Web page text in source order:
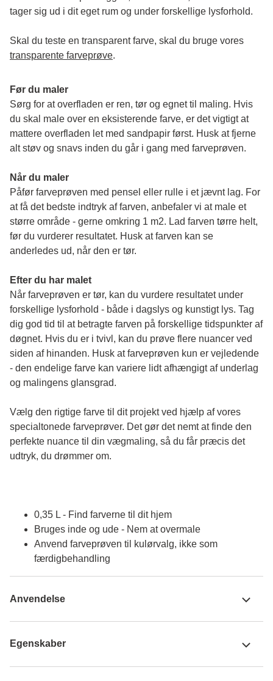
tager sig ud i dit eget rum og under forskellige lysforhold.
transparente farveprøve.
Før du maler
Sørg for at overfladen er ren, tør og egnet til maling. Hvis
du skal male over en eksisterende farve, er det vigtigt at
mattere overfladen let med sandpapir først. Husk at fjerne
alt støv og snavs inden du går i gang med farveprøven.
Når du maler
Påfør farveprøven med pensel eller rulle i et jævnt lag. For
at få det bedste indtryk af farven, anbefaler vi at male et
større område - gerne omkring 1 m2. Lad farven tørre helt,
før du vurderer resultatet. Husk at farven kan se
anderledes ud, når den er tør.
Efter du har malet
Når farveprøven er tør, kan du vurdere resultatet under
forskellige lysforhold - både i dagslys og kunstigt lys. Tag
dig god tid til at betragte farven på forskellige tidspunkter af
døgnet. Hvis du er i tvivl, kan du prøve flere nuancer ved
siden af hinanden. Husk at farveprøven kun er vejledende
- den endelige farve kan variere lidt afhængigt af underlag
og malingens glansgrad.
Vælg den rigtige farve til dit projekt ved hjælp af vores
specialtonede farveprøver. Det gør det nemt at finde den
perfekte nuance til din vægmaling, så du får præcis det
udtryk, du drømmer om.
0,35 L - Find farverne til dit hjem
Bruges inde og ude - Nem at overmale
Anvend farveprøven til kulørvalg, ikke som
færdigbehandling
Anvendelse
Egenskaber